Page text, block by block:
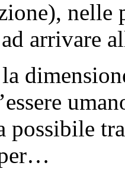
nelle
arrivare
possibile